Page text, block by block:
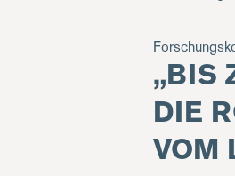
„BIS
DIE
VOM